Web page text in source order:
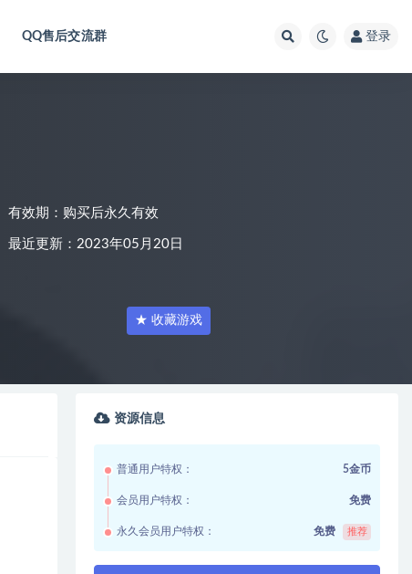
QQ售后交流群 登录
有效期：购买后永久有效
最近更新：2023年05月20日
★ 收藏游戏
资源信息
普通用户特权： 5金币
会员用户特权： 免费
永久会员用户特权： 免费 推荐